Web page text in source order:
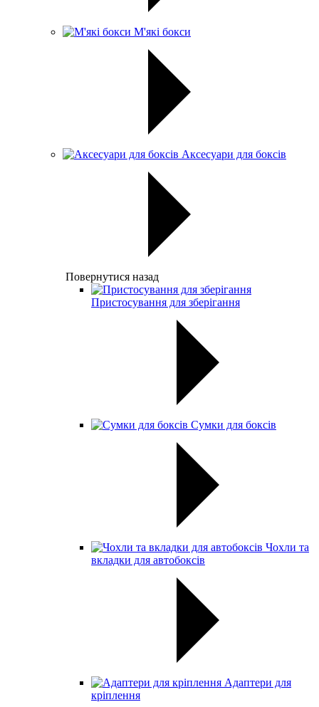
М'які бокси
Аксесуари для боксів
Повернутися назад
Пристосування для зберігання
Сумки для боксів
Чохли та
вкладки для автобоксів
Адаптери для
кріплення